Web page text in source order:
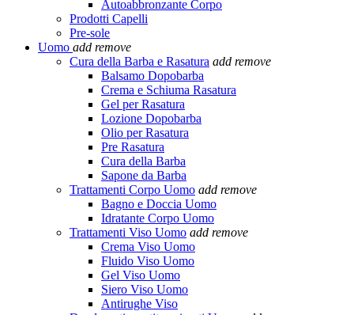
Autoabbronzante Corpo
Prodotti Capelli
Pre-sole
Uomo add remove
Cura della Barba e Rasatura add remove
Balsamo Dopobarba
Crema e Schiuma Rasatura
Gel per Rasatura
Lozione Dopobarba
Olio per Rasatura
Pre Rasatura
Cura della Barba
Sapone da Barba
Trattamenti Corpo Uomo add remove
Bagno e Doccia Uomo
Idratante Corpo Uomo
Trattamenti Viso Uomo add remove
Crema Viso Uomo
Fluido Viso Uomo
Gel Viso Uomo
Siero Viso Uomo
Antirughe Viso